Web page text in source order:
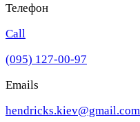
Телефон
Call
(095) 127-00-97
Emails
hendricks.kiev@gmail.com